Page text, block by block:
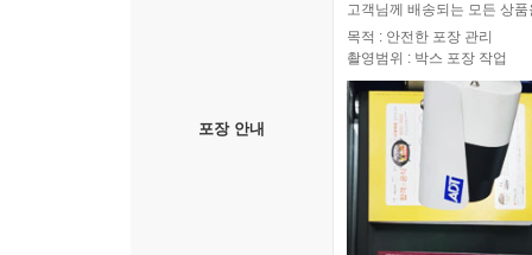
포장 안내
고객님께 배송되는 모든 상
목적 : 안전한 포장 관리
촬영범위 : 박스 포장 작업